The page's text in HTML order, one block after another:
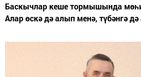
Баскычлар кеше тормышында
Алар өскә дә алып менә, түбәнгә